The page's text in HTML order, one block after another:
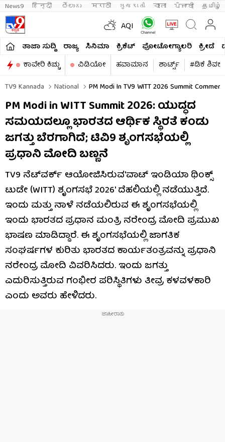
News9 हिन्दी తెలుగు मराठी ગુજરાતી বাংলা ਪੰਜਾਬੀ தமிழ்
AQI
ತಾಜಾ ಸುದ್ದಿ ರಾಜ್ಯ ಸಿನಿಮಾ ಕ್ರಿಕೆಟ್​ ಫೋಟೋಗ್ಯಾಲರಿ ಕ್ರೀಡೆ
ಕಾವೇರಿ ಕಿಚ್ಚು
ವಿಡಿಯೋ ಹವಾಮಾನ ಶಾರ್ಟ್ಸ್​
#ಡಿಕೆ
TV9 Kannada
National PM Modi In TV9 WITT 2026 Summit
PM Modi in WITT Summit 2026: ಯುದ್ಧದ
ಸಮಯದಲ್ಲೂ ಭಾರತದ ಆರ್ಥಿಕ ಸ್ಥಿರತೆ ಕಂಡು
ಜಗತ್ತು ಬೆರಗಾಗಿದೆ; ಟಿವಿ9 ಶೃಂಗಸಭೆಯಲ್ಲಿ
ಪ್ರಧಾನಿ ಮೋದಿ ಬಣ್ಣನೆ
TV9 ನೆಟ್‌ವರ್ಕ್‌ ಆಯೋಜಿಸಿರುವ'ವಾಟ್ ಇಂಡಿಯಾ ಥಿಂಕ್ಸ್
ಟುಡೇ (WITT) ಶೃಂಗಸಭೆ 2026' ದೆಹಲಿಯಲ್ಲಿ ನಡೆಯುತ್ತಿದೆ.
ಇಂದು ಮತ್ತು ನಾಳೆ ನಡೆಯಲಿರುವ ಈ ಶೃಂಗಸಭೆಯಲ್ಲಿ
ಇಂದು ಭಾರತದ ಪ್ರಧಾನ ಮಂತ್ರಿ ನರೇಂದ್ರ ಮೋದಿ ಪ್ರಮುಖ
ಭಾಷಣ ಮಾಡಿದ್ದಾರೆ. ಈ ಶೃಂಗಸಭೆಯಲ್ಲಿ ಜಾಗತಿಕ
ಸಂಘರ್ಷಗಳ ಕುರಿತು ಭಾರತದ ಕಾರ್ಯತಂತ್ರವನ್ನು ಪ್ರಧಾನಿ
ನರೇಂದ್ರ ಮೋದಿ ವಿವರಿಸಿದರು. ಇಂದು ಜಗತ್ತು
ಎದುರಿಸುತ್ತಿರುವ ಗಂಭೀರ ಪರಿಸ್ಥಿತಿಗಳು ತೀವ್ರ ಕಳವಳಕಾರಿ
ಎಂದು ಅವರು ಹೇಳಿದರು.